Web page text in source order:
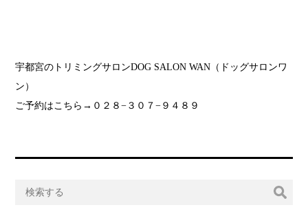
宇都宮のトリミングサロンDOG SALON WAN（ドッグサロンワ
ン）
ご予約はこちら→０２８−３０７−９４８９